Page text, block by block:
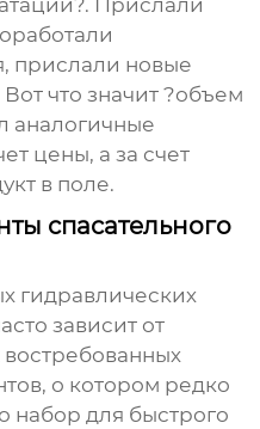
Прислали
прислали новые
что значит ?объем
аналогичные
цены, а за счет
в поле.
спасательного
гидравлических
зависит от
, о котором редко
набор для быстрого